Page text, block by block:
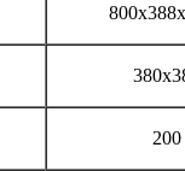
200